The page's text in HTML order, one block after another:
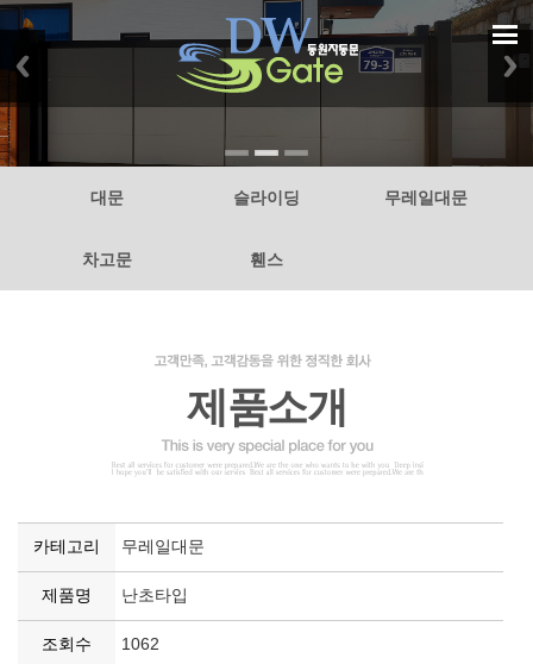
대문 슬라이딩 무레일대문
차고문 휀스
제품소개
카테고리 무레일대문
제품명 난초타입
조회수 1062